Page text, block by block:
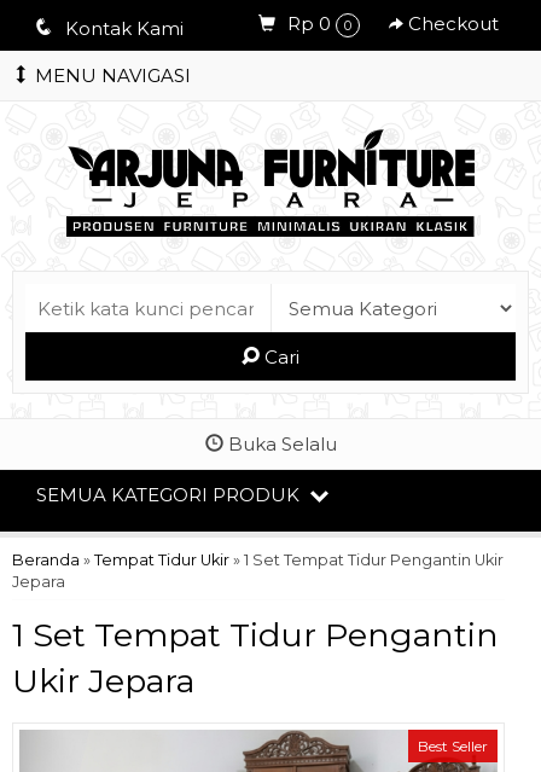
q Kontak Kami Rp 0 0 Checkout
MENU NAVIGASI
Cari
Buka Selalu
SEMUA KATEGORI PRODUK
Beranda » Tempat Tidur Ukir » 1 Set Tempat Tidur Pengantin Ukir
Jepara
1 Set Tempat Tidur Pengantin
Ukir Jepara
Best Seller